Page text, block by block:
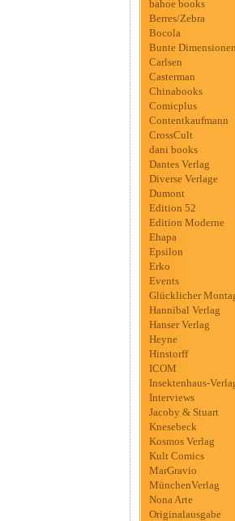
bahoe books
Berres/Zebra
Bocola
Bunte Dimensionen
Carlsen
Casterman
Chinabooks
Comicplus
Contentkaufmann
CrossCult
dani books
Dantes Verlag
Diverse Verlage
Dumont
Edition 52
Edition Moderne
Ehapa
Epsilon
Erko
Events
Glücklicher
Hannibal Verlag
Hanser Verlag
Heyne
Hinstorff
ICOM
Insektenhaus-
Interviews
Jacoby & Stuart
Knesebeck
Kosmos Verlag
Kult Comics
MarGravio
MünchenVerlag
Nona Arte
Originalausgabe